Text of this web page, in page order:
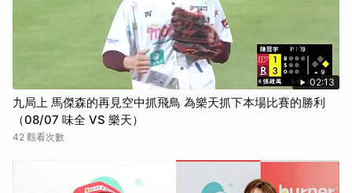
02:13
九局上 馬傑森的再見空中抓飛鳥 為樂天抓下本場比賽的勝利
（08/07 味全 VS 樂天）
42 觀看次數